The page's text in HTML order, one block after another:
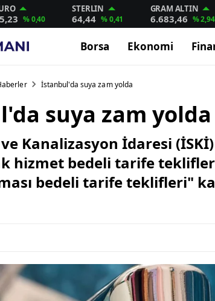
% 0,40
STERLIN
64,44 % 0,41
GRAM ALTIN
6.683,46 % 2,94
Borsa Ekonomi
İstanbul'da suya zam yolda
suya zam yolda
Kanalizasyon İdaresi
hizmet bedeli tarife
bedeli tarife teklifleri"